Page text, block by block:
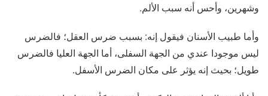
وشهرين، وأحس أنه سبب الألم.
وأما طبيب الأسنان فيقول إنه: بسبب ضرس العقل؛ فالضرس
ليس موجودا عندي من الجهة السفلى، أما الجهة العليا فالضرس
طويل؛ بحيث إنه يؤثر على مكان الضرس الأسفل.